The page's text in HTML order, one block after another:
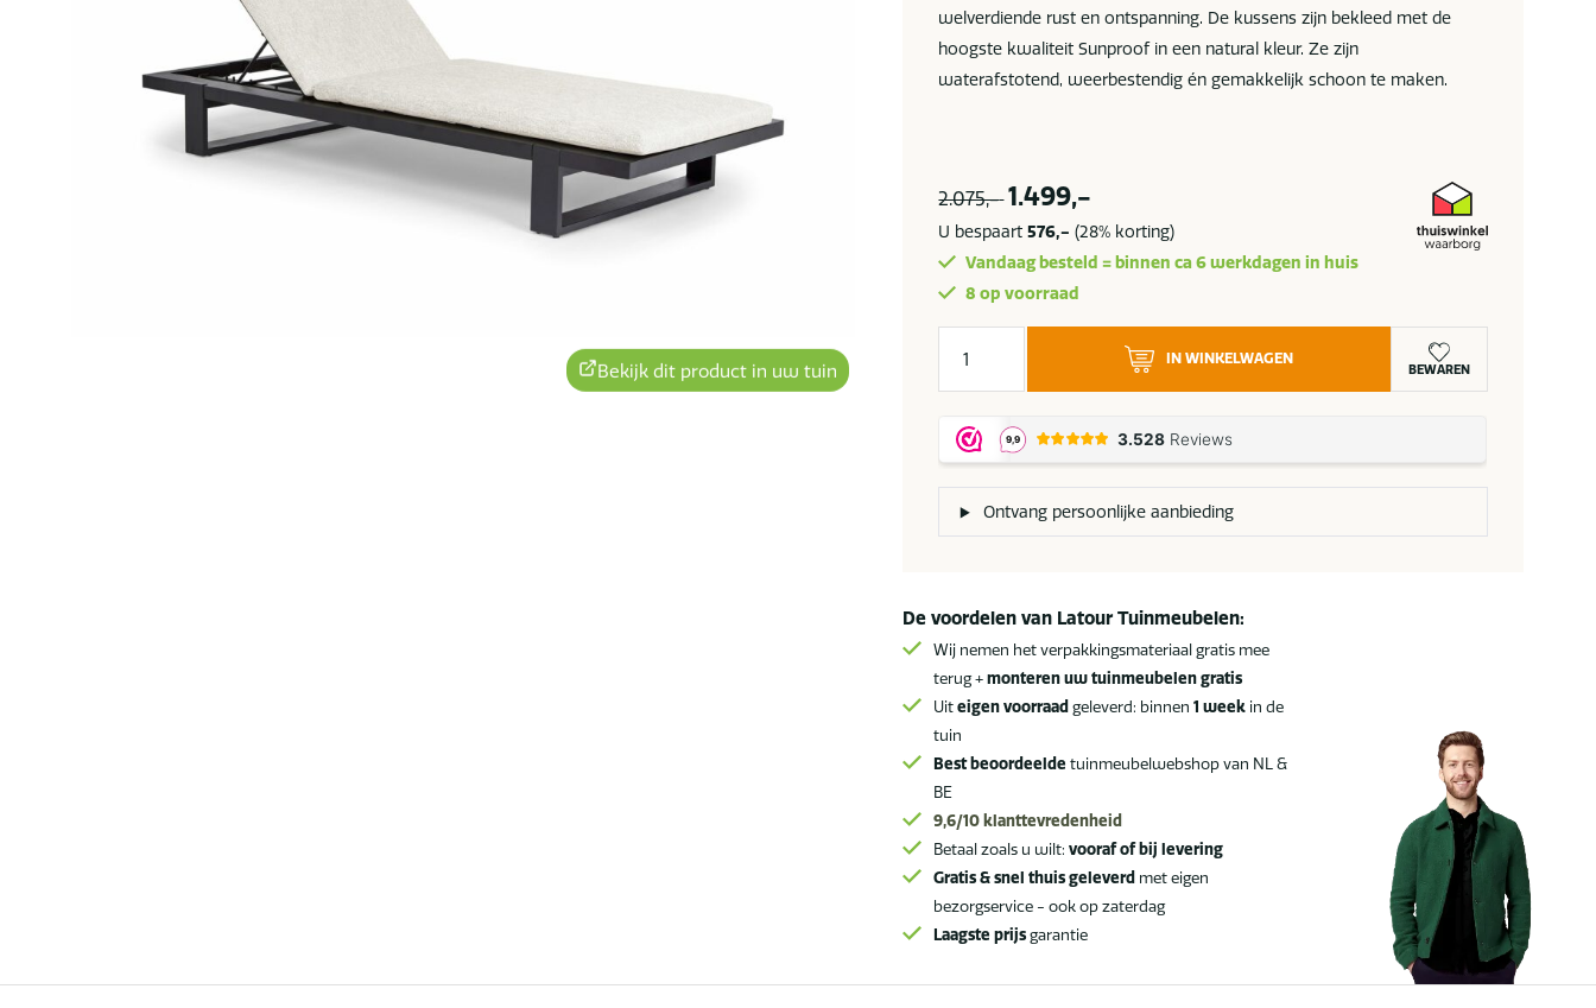
Bekijk dit product in uw tuin
welverdiende rust en ontspanning. De kussens zijn bekleed met de
hoogste kwaliteit Sunproof in een natural kleur. Ze zijn
waterafstotend, weerbestendig én gemakkelijk schoon te maken.
2.075,- 1.499,-
U bespaart576,- (28% korting)
Vandaag besteld = binnen ca 6 werkdagen in huis
8 op voorraad
Nardo
lounger
natural
aantal
IN WINKELWAGEN
BEWAREN
Ontvang persoonlijke aanbieding
De voordelen van Latour Tuinmeubelen:
Wij nemen het verpakkingsmateriaal gratis mee
terug +monteren uw tuinmeubelen gratis
Uiteigen voorraad geleverd: binnen1 week in de
tuin
Best beoordeelde tuinmeubelwebshop van NL &
BE
9,6/10 klanttevredenheid
Betaal zoals u wilt:vooraf of bij levering
Gratis & snel thuis geleverd met eigen
bezorgservice - ook op zaterdag
Laagste prijsgarantie